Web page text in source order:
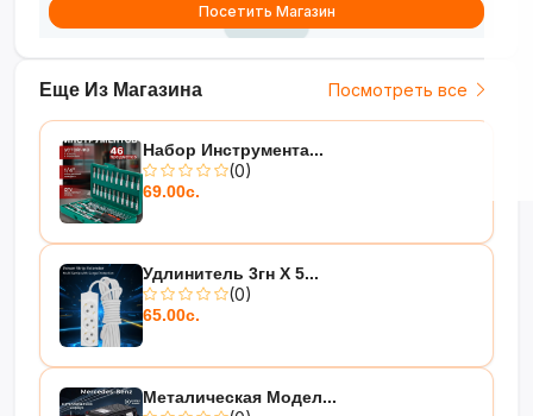
Еще Из Магазина Посмотреть все
Набор Инструмента...
(0)
69.00с.
Удлинитель 3гн Х 5...
(0)
65.00с.
Металическая Модел...
Посетить Магазин